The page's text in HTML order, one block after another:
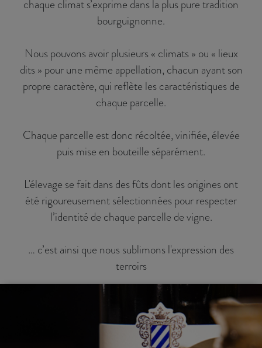
chaque climat s’exprime dans la plus pure tradition
bourguignonne.
Nous pouvons avoir plusieurs « climats » ou « lieux
dits » pour une même appellation, chacun ayant son
propre caractère, qui reflète les caractéristiques de
chaque parcelle.
Chaque parcelle est donc récoltée, vinifiée, élevée
puis mise en bouteille séparément.
L'élevage se fait dans des fûts dont les origines ont
été rigoureusement sélectionnées pour respecter
l’identité de chaque parcelle de vigne.
… c’est ainsi que nous sublimons l'expression des
terroirs